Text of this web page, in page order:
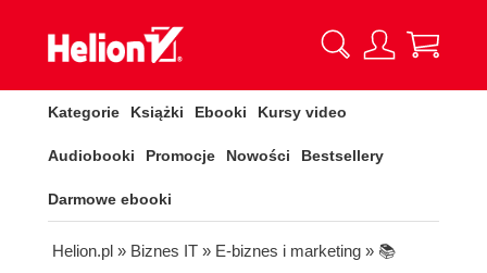
Kategorie Książki Ebooki Kursy video
Audiobooki Promocje Nowości Bestsellery
Darmowe ebooki
Helion.pl » Biznes IT » E-biznes i marketing » 📚